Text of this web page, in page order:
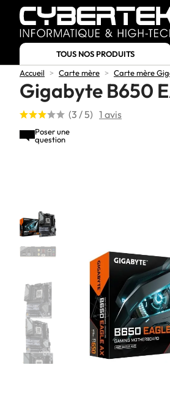
TOUS NOS PRODUITS
Accueil
> Carte mère > Carte mère
Gigabyte B650
(3 / 5) 1 avis
Poser une
question